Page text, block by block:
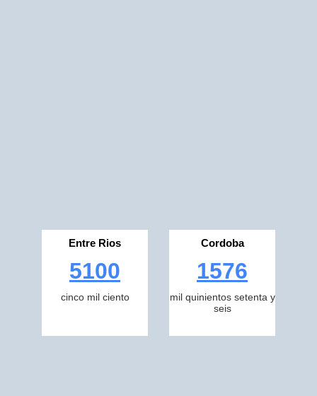
Entre Rios
5100
cinco mil ciento
Cordoba
1576
mil quinientos setenta y
seis